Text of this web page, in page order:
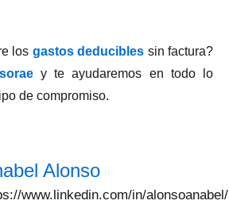
los gastos deducibles sin factura?
y te ayudaremos en todo lo
de compromiso.
Alonso
www.linkedin.com/in/alonsoanabel/